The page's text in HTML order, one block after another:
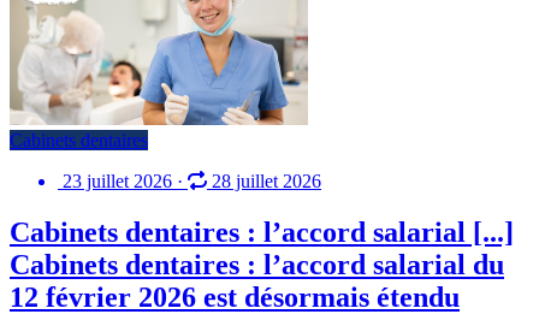
Cabinets dentaires
23 juillet 2026 · 28 juillet 2026
Cabinets dentaires : l’accord salarial [...]
Cabinets dentaires : l’accord salarial du
12 février 2026 est désormais étendu